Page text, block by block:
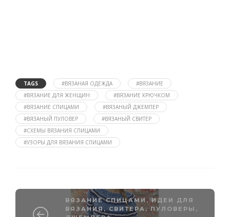
TAGS #ВЯЗАНАЯ ОДЕЖДА
#ВЯЗАНИЕ
#ВЯЗАНИЕ ДЛЯ ЖЕНЩИН
#ВЯЗАНИЕ КРЮЧКОМ
#ВЯЗАНИЕ СПИЦАМИ
#ВЯЗАНЫЙ ДЖЕМПЕР
#ВЯЗАНЫЙ ПУЛОВЕР
#ВЯЗАНЫЙ СВИТЕР
#СХЕМЫ ВЯЗАНИЯ СПИЦАМИ
#УЗОРЫ ДЛЯ ВЯЗАНИЯ СПИЦАМИ
ВЯЗАНИЕ СПИЦАМИ ,ИДЕИ ДЛЯ
ВЯЗАНИЯ,СВИТЕРА, ПУЛОВЕРЫ,